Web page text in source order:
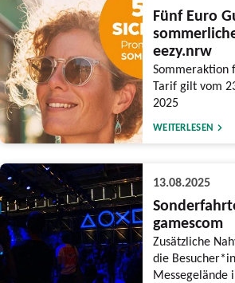
Fünf Euro
eezy.nrw
Sommeraktion
Tarif gilt vom
2025
WEITERLESEN
13.08.2025
gamescom
Zusätzliche
die
Messegelände